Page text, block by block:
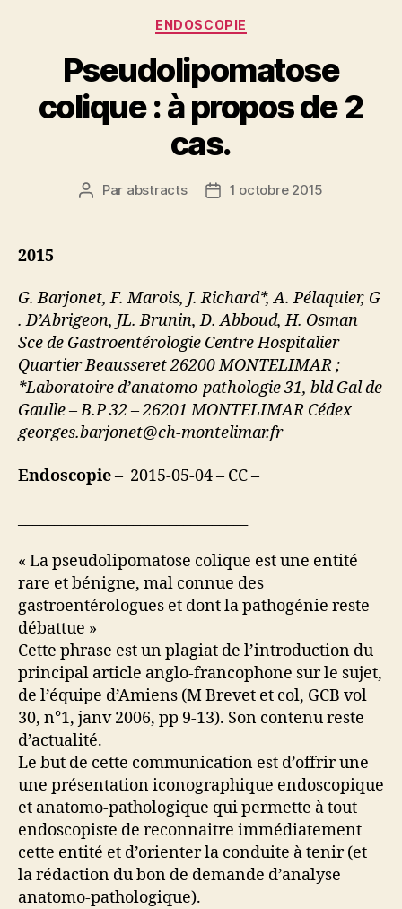
Catégories
ENDOSCOPIE
Pseudolipomatose
colique : à propos de 2
cas.
Auteur
Par abstracts
Date1 octobre 2015
2015
G. Barjonet, F. Marois, J. Richard*, A. Pélaquier, G
. D’Abrigeon, JL. Brunin, D. Abboud, H. Osman
Sce de Gastroentérologie Centre Hospitalier
Quartier Beausseret 26200 MONTELIMAR ;
*Laboratoire d’anatomo-pathologie 31, bld Gal de
Gaulle – B.P 32 – 26201 MONTELIMAR Cédex
georges.barjonet@ch-montelimar.fr
Endoscopie– 2015-05-04 – CC –
« La pseudolipomatose colique est une entité
rare et bénigne, mal connue des
gastroentérologues et dont la pathogénie reste
débattue »
Cette phrase est un plagiat de l’introduction du
principal article anglo-francophone sur le sujet,
de l’équipe d’Amiens (M Brevet et col, GCB vol
30, n°1, janv 2006, pp 9-13). Son contenu reste
d’actualité.
Le but de cette communication est d’offrir une
une présentation iconographique endoscopique
et anatomo-pathologique qui permette à tout
endoscopiste de reconnaitre immédiatement
cette entité et d’orienter la conduite à tenir (et
la rédaction du bon de demande d’analyse
anatomo-pathologique).